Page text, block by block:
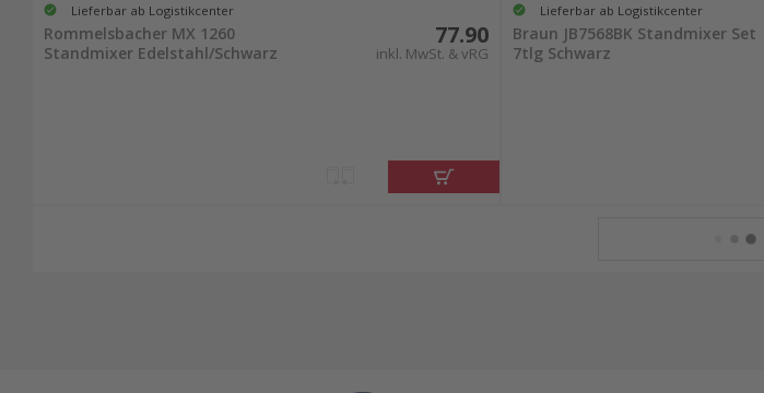
Lieferbar ab Logistikcenter
Rommelsbacher MX 1260
Standmixer Edelstahl/Schwarz
77.90
inkl. MwSt. & vRG
Lieferbar ab Logistikcenter
Braun JB7568BK Standmixer Set
7tlg Schwarz